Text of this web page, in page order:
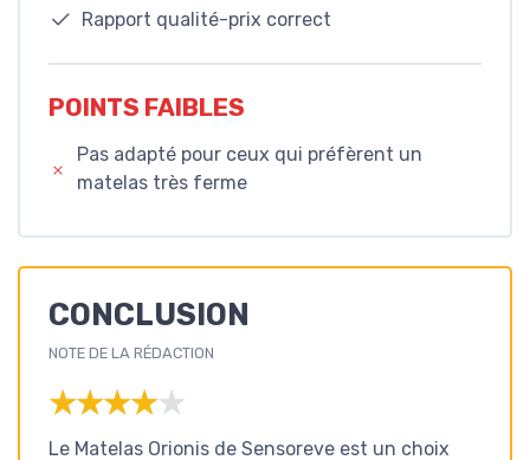
Rapport qualité-prix correct
POINTS FAIBLES
Pas adapté pour ceux qui préfèrent un
matelas très ferme
CONCLUSION
NOTE DE LA RÉDACTION
★★★★★
★★★★★
Le Matelas Orionis de Sensoreve est un choix